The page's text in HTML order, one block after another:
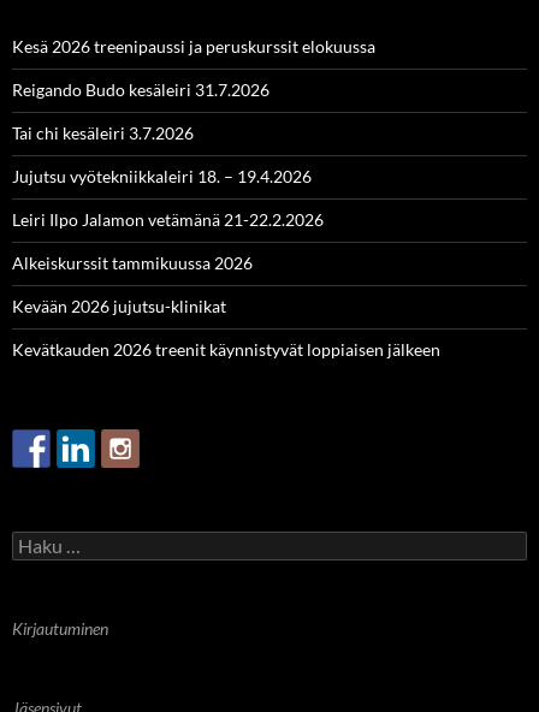
Kesä 2026 treenipaussi ja peruskurssit elokuussa
Reigando Budo kesäleiri 31.7.2026
Tai chi kesäleiri 3.7.2026
Jujutsu vyötekniikkaleiri 18. – 19.4.2026
Leiri Ilpo Jalamon vetämänä 21-22.2.2026
Alkeiskurssit tammikuussa 2026
Kevään 2026 jujutsu-klinikat
Kevätkauden 2026 treenit käynnistyvät loppiaisen jälkeen
Haku:
Kirjautuminen
Jäsensivut